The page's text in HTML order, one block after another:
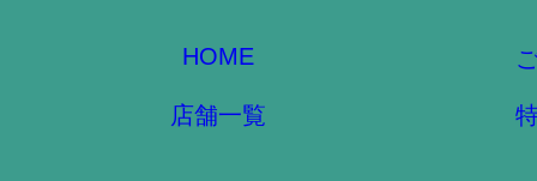
HOME
店舗一覧